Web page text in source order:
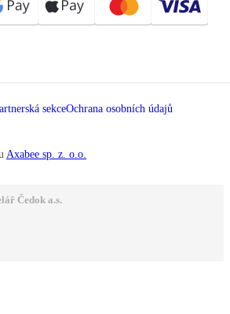
sekceOchrana osobních údajů
Axabee sp. z. o.o.
Čedok a.s.